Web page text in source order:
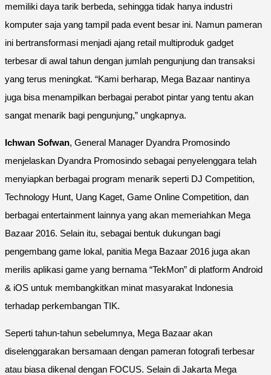
memiliki daya tarik berbeda, sehingga tidak hanya industri
komputer saja yang tampil pada event besar ini. Namun pameran
ini bertransformasi menjadi ajang retail multiproduk gadget
terbesar di awal tahun dengan jumlah pengunjung dan transaksi
yang terus meningkat. “Kami berharap, Mega Bazaar nantinya
juga bisa menampilkan berbagai perabot pintar yang tentu akan
sangat menarik bagi pengunjung,” ungkapnya.
Ichwan Sofwan, General Manager Dyandra Promosindo
menjelaskan Dyandra Promosindo sebagai penyelenggara telah
menyiapkan berbagai program menarik seperti DJ Competition,
Technology Hunt, Uang Kaget, Game Online Competition, dan
berbagai entertainment lainnya yang akan memeriahkan Mega
Bazaar 2016. Selain itu, sebagai bentuk dukungan bagi
pengembang game lokal, panitia Mega Bazaar 2016 juga akan
merilis aplikasi game yang bernama “TekMon” di platform Android
& iOS untuk membangkitkan minat masyarakat Indonesia
terhadap perkembangan TIK.
Seperti tahun-tahun sebelumnya, Mega Bazaar akan
diselenggarakan bersamaan dengan pameran fotografi terbesar
atau biasa dikenal dengan FOCUS. Selain di Jakarta Mega